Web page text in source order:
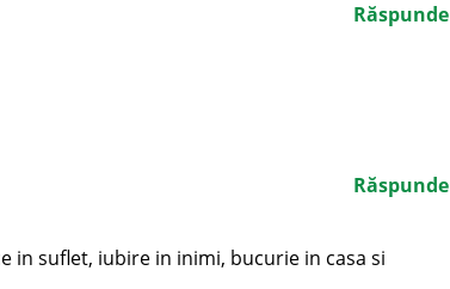
Răspunde
in suflet, iubire in inimi, bucurie in casa si
Răspunde